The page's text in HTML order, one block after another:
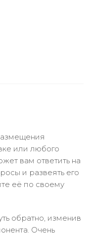
или любого
вам ответить на
и развеять его
её по своему
обратно, изменив
Очень